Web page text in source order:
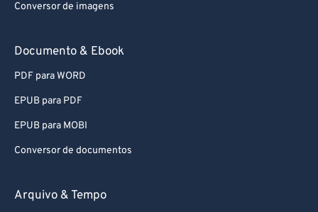
Conversor de imagens
Documento & Ebook
PDF para WORD
EPUB para PDF
EPUB para MOBI
Conversor de documentos
Arquivo & Tempo